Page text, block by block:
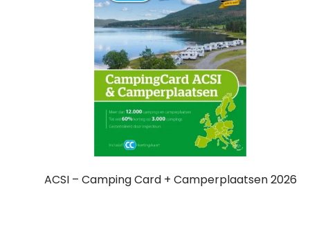
ACSI – Camping Card + Camperplaatsen 2026